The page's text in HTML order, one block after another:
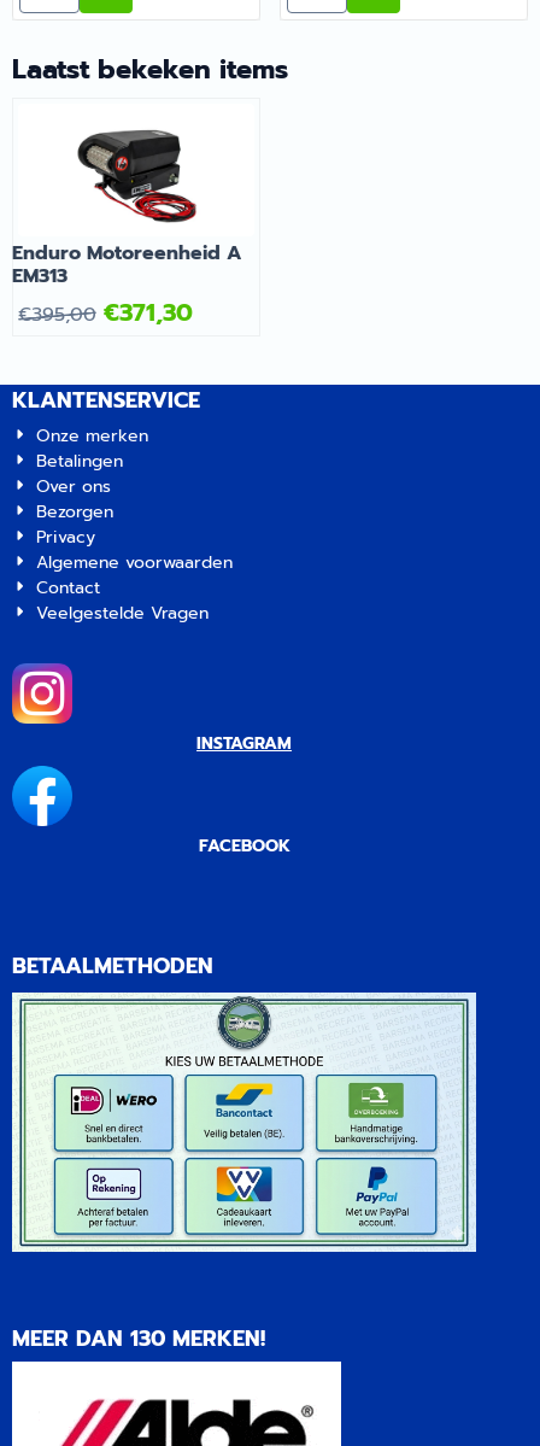
Laatst bekeken items
Enduro Motoreenheid A
EM313
€395,00 €371,30
KLANTENSERVICE
Onze merken
Betalingen
Over ons
Bezorgen
Privacy
Algemene voorwaarden
Contact
Veelgestelde Vragen
INSTAGRAM
FACEBOOK
BETAALMETHODEN
MEER DAN 130 MERKEN!